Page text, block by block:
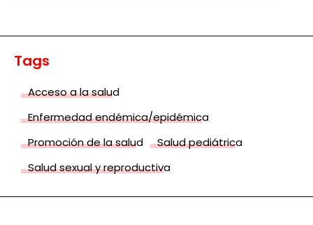
Tags
Acceso a la salud
Enfermedad endémica/epidémica
Promoción de la salud
Salud pediátrica
Salud sexual y reproductiva